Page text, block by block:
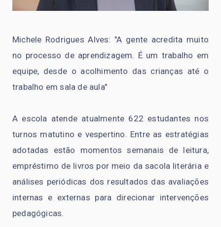
Michele Rodrigues Alves: "A gente acredita muito
no processo de aprendizagem. É um trabalho em
equipe, desde o acolhimento das crianças até o
trabalho em sala de aula"
A escola atende atualmente 622 estudantes nos
turnos matutino e vespertino. Entre as estratégias
adotadas estão momentos semanais de leitura,
empréstimo de livros por meio da sacola literária e
análises periódicas dos resultados das avaliações
internas e externas para direcionar intervenções
pedagógicas.